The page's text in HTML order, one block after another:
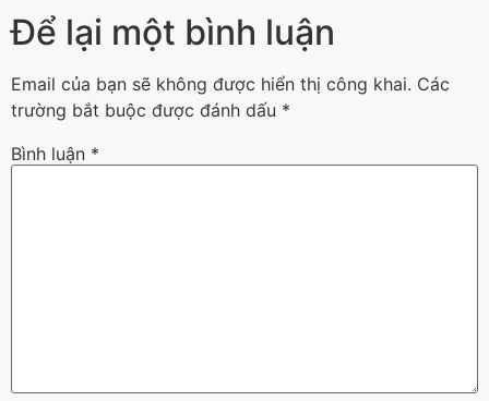
Để lại một bình luận
Email của bạn sẽ không được hiển thị công khai. Các
trường bắt buộc được đánh dấu *
Bình luận *